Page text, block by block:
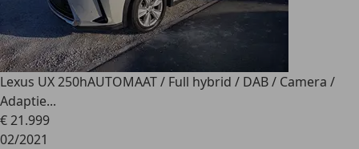
Lexus UX 250hAUTOMAAT / Full hybrid / DAB / Camera /
Adaptie...
€ 21.999
02/2021